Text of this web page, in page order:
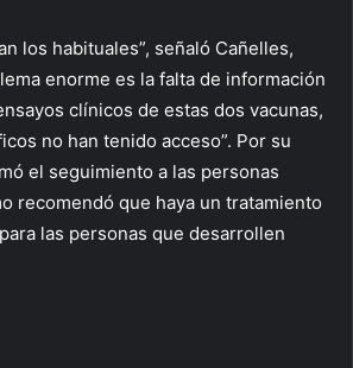
los habituales”, señaló Cañelles,
enorme es la falta de información
clínicos de estas dos vacunas,
no han tenido acceso”. Por su
el seguimiento a las personas
recomendó que haya un tratamiento
las personas que desarrollen